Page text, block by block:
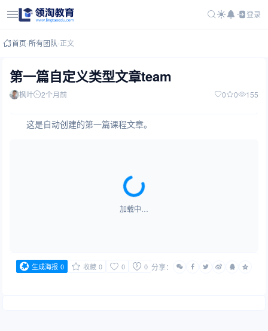
登录
首页-所有团队-正文
第一篇自定义类型文章team
枫叶 2个月前 0 0 155
这是自动创建的第一篇课程文章。
加载中…
生成海报 0 收藏 0 0 0 分享：